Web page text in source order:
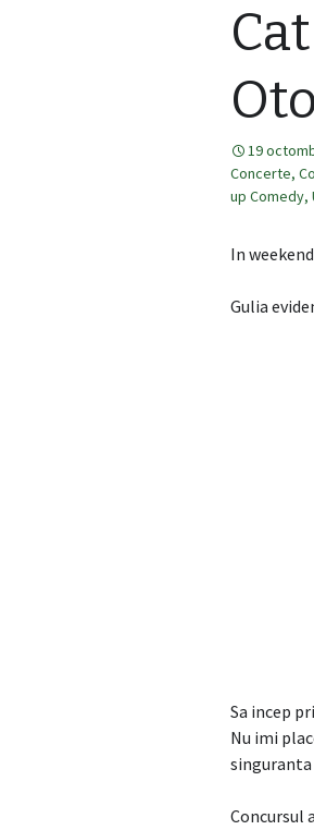
19
Concerte,
up Comedy,
In
Gulia
Sa incep
Nu imi
singuranta
Concursul